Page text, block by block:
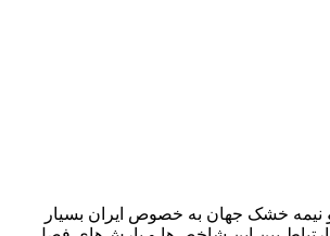
خشک جهان به خصوص ایران بسیار